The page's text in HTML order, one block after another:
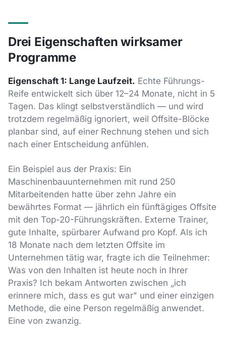
Drei Eigenschaften wirksamer
Programme
Eigenschaft 1: Lange Laufzeit. Echte Führungs-
Reife entwickelt sich über 12–24 Monate, nicht in 5
Tagen. Das klingt selbstverständlich — und wird
trotzdem regelmäßig ignoriert, weil Offsite-Blöcke
planbar sind, auf einer Rechnung stehen und sich
nach einer Entscheidung anfühlen.
Ein Beispiel aus der Praxis: Ein
Maschinenbauunternehmen mit rund 250
Mitarbeitenden hatte über zehn Jahre ein
bewährtes Format — jährlich ein fünftägiges Offsite
mit den Top-20-Führungskräften. Externe Trainer,
gute Inhalte, spürbarer Aufwand pro Kopf. Als ich
18 Monate nach dem letzten Offsite im
Unternehmen tätig war, fragte ich die Teilnehmer:
Was von den Inhalten ist heute noch in Ihrer
Praxis? Ich bekam Antworten zwischen „ich
erinnere mich, dass es gut war" und einer einzigen
Methode, die eine Person regelmäßig anwendet.
Eine von zwanzig.